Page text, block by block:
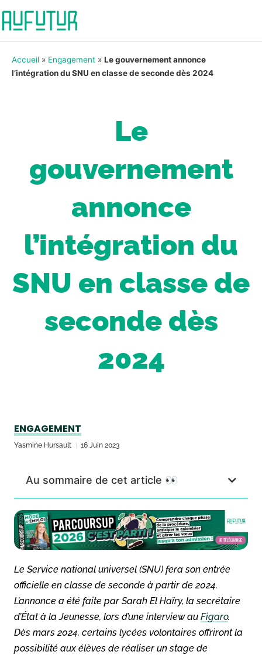
Accueil » Engagement » Le gouvernement annonce
l’intégration du SNU en classe de seconde dès 2024
Le
gouvernement
annonce
l’intégration du
SNU en classe de
seconde dès
2024
ENGAGEMENT
Yasmine Hursault 16 Juin 2023
Au sommaire de cet article 👀
Le Service national universel (SNU) fera son entrée
officielle en classe de seconde à partir de 2024.
L’annonce a été faite par Sarah El Haïry, la secrétaire
d’État à la Jeunesse, lors d’une interview au Figaro.
Dès mars 2024, certains lycées volontaires offriront la
possibilité aux élèves de réaliser un stage de